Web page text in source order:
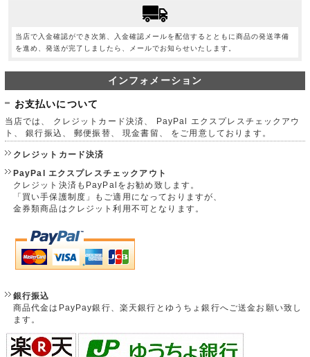
当店で入金確認ができ次第、入金確認メールを配信するとともに商品の発送準備
を進め、発送が完了しましたら、メールでお知らせいたします。
インフォメーション
お支払いについて
当店では、 クレジットカード決済、 PayPal エクスプレスチェックアウ
ト、 銀行振込、 郵便振替、 現金書留、 をご用意しております。
クレジットカード決済
PayPal エクスプレスチェックアウト
クレジット決済もPayPalをお勧め致します。
「買い手保護制度」もご適用になっておりますが、
金券類商品はクレジット利用不可となります。
銀行振込
商品代金はPayPay銀行、楽天銀行とゆうちょ銀行へご送金お願い致し
ます。